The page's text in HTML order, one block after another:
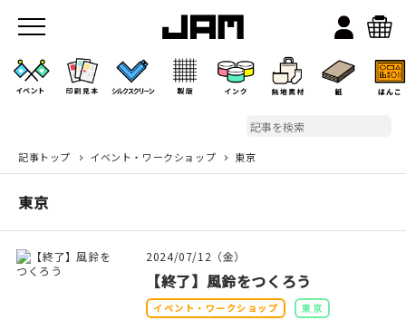
JAMのこと
お店/ワークスペース
記事トップ イベント・ワークショップ 東京
東京
2024/07/12（金）
【終了】風鈴をつくろう
イベント・ワークショップ 東京